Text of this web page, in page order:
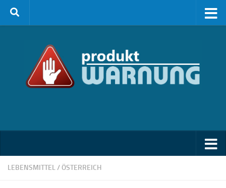
Zum Inhalt springen
LEBENSMITTEL/ÖSTERREICH